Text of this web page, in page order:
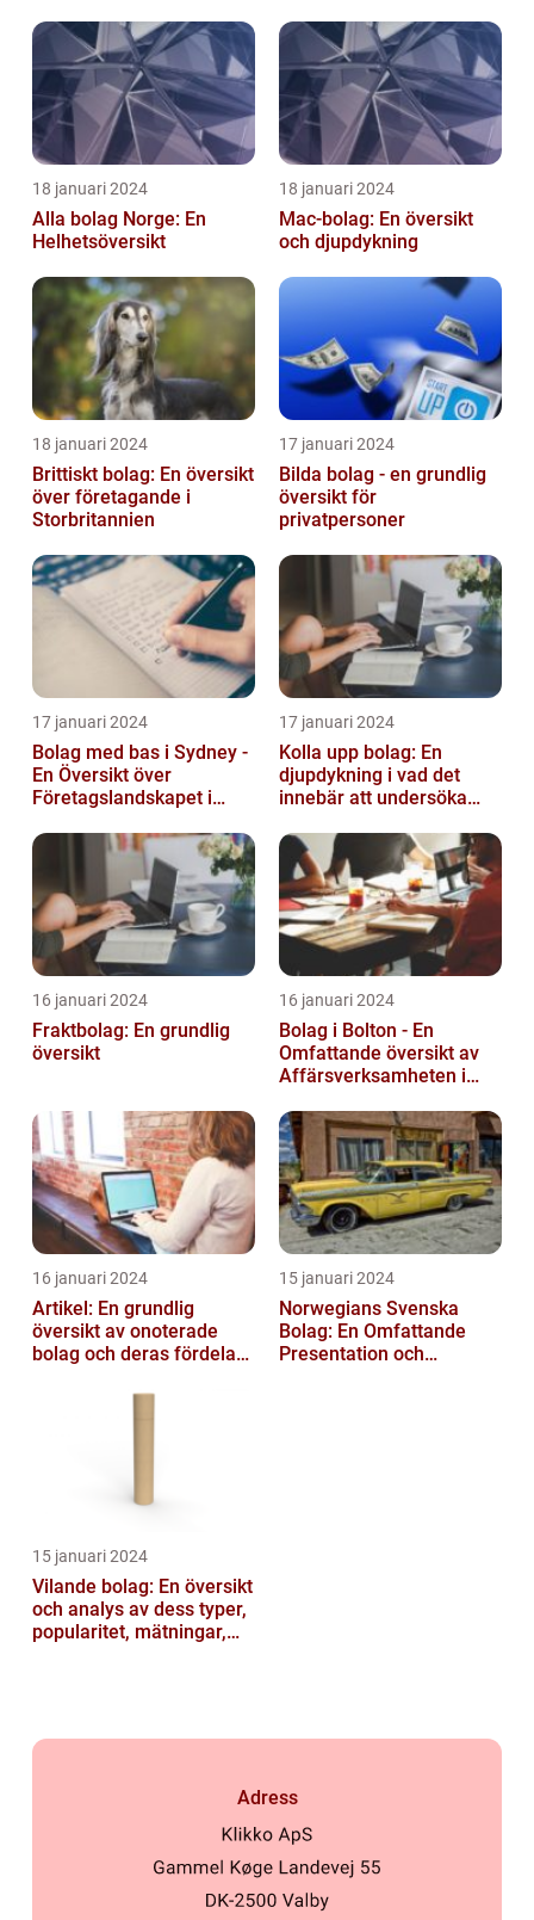
18 januari 2024
Alla bolag Norge: En
Helhetsöversikt
18 januari 2024
Mac-bolag: En översikt
och djupdykning
18 januari 2024
Brittiskt bolag: En översikt
över företagande i
Storbritannien
17 januari 2024
Bilda bolag - en grundlig
översikt för
privatpersoner
17 januari 2024
Bolag med bas i Sydney -
En Översikt över
Företagslandskapet i
17 januari 2024
Kolla upp bolag: En
djupdykning i vad det
innebär att undersöka
16 januari 2024
Fraktbolag: En grundlig
översikt
16 januari 2024
Bolag i Bolton - En
Omfattande översikt av
Affärsverksamheten i
16 januari 2024
Artikel: En grundlig
översikt av onoterade
bolag och deras fördelar
15 januari 2024
Norwegians Svenska
Bolag: En Omfattande
Presentation och
15 januari 2024
Vilande bolag: En översikt
och analys av dess typer,
popularitet, mätningar,
Adress